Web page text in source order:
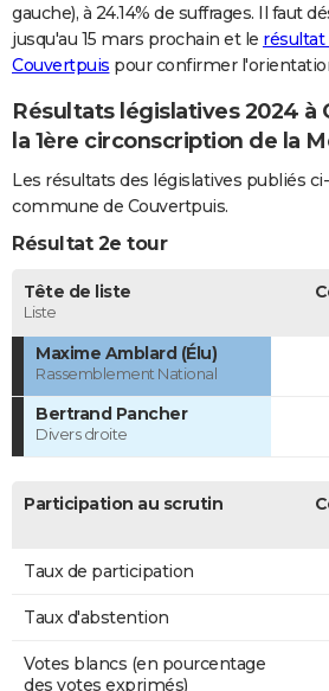
S'inscrire
Se connecter
Lycées
Collèges
Primaires
Universités
Entreprises
Service militaire
Avis de recherche
AVIS DE DÉCÈS
FORUM
Bricolage
Lifestyle
Culture
Sport
Auto
Television
Voyage
Cinema
gauche), à 24.14% de suffrages. Il faut
jusqu'au 15 mars prochain et le résultat
Couvertpuis pour confirmer
Résultats législatives 2024 à
la 1ère circonscription de la
Les résultats des législatives publiés
commune de Couvertpuis.
Résultat 2e tour
Tête de liste
Liste
Maxime Amblard (Élu)
Rassemblement National
Bertrand Pancher
Divers droite
Participation au scrutin
Taux de participation
Taux d'abstention
Votes blancs (en pourcentage
des votes exprimés)